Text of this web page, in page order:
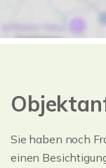
Sie haben noch
einen